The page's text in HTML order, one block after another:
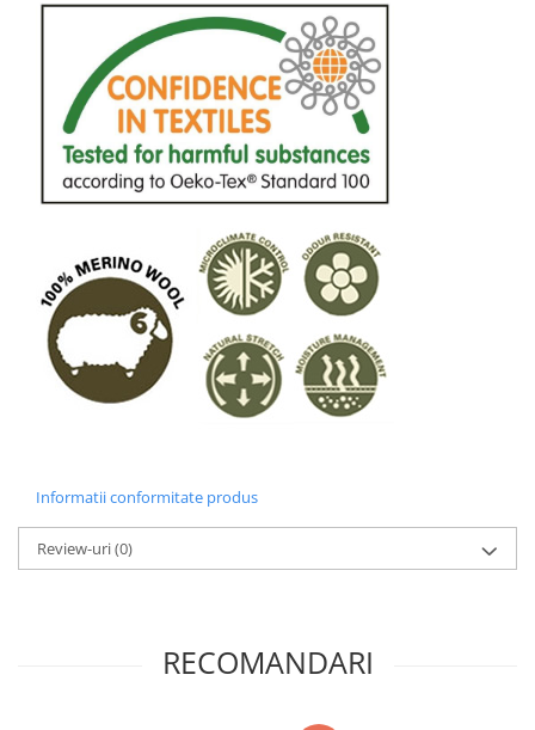
Informatii conformitate produs
Review-uri(0)
RECOMANDARI